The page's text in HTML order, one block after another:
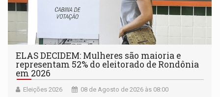
ELAS DECIDEM: Mulheres são maioria e
representam 52% do eleitorado de Rondônia
em 2026
Eleições 2026 08 de Agosto de 2026 às 08:00